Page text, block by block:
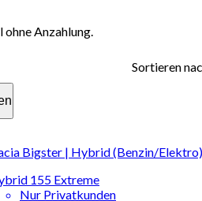
Anzahlung.
Sortieren
Bigster | Hybrid (Benzin/
155 Extreme
Nur Privatkunden